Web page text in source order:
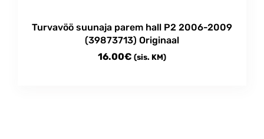
Turvavöö suunaja parem hall P2 2006-2009
(39873713) Originaal
16.00€ (sis. KM)